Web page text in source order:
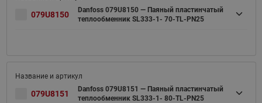
079U8150
Danfoss 079U8150 — Паяный пластинчатый
теплообменник SL333-1- 70-TL-PN25
079U8151
Danfoss 079U8151 — Паяный пластинчатый
теплообменник SL333-1- 80-TL-PN25